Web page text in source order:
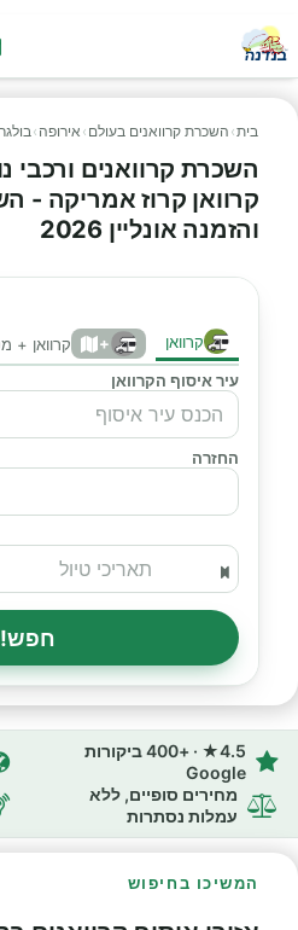
בית› השכרת קרוואנים בעולם › אירופה ›
השכרת קרוואנים
קרוואן קרוז אמריקה -
והזמנה אונליין 2026
קרוואן + קרוואן +
עיר איסוף הקרוואן
החזרה
חפש!
4.5★ · +400 ביקורות
Google
מחירים סופיים, ללא
עמלות נסתרות
המשיכו בחיפוש